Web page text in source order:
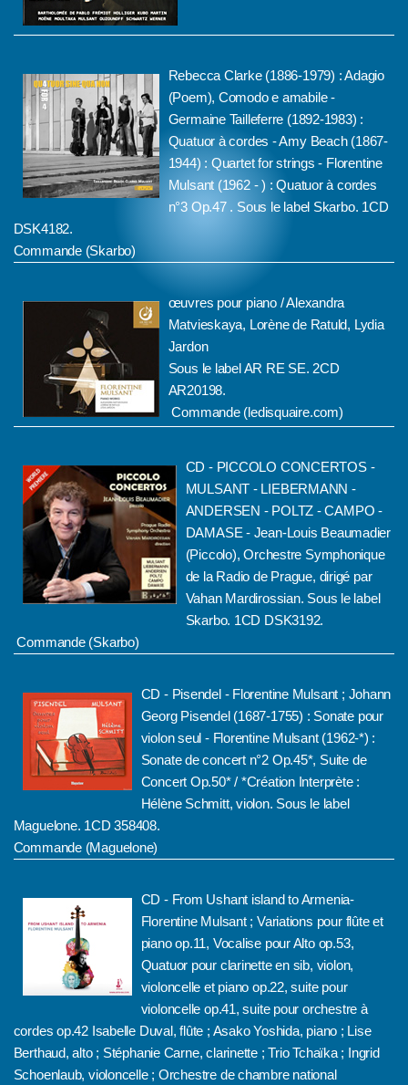
Rebecca Clarke (1886-1979) : Adagio
(Poem), Comodo e amabile -
Germaine Tailleferre (1892-1983) :
Quatuor à cordes - Amy Beach (1867-
1944) : Quartet for strings - Florentine
Mulsant (1962 - ) : Quatuor à cordes
n°3 Op.47 . Sous le label Skarbo. 1CD
DSK4182.
Commande (Skarbo)
œuvres pour piano / Alexandra
Matvieskaya, Lorène de Ratuld, Lydia
Jardon
Sous le label AR RE SE. 2CD
AR20198.
Commande (ledisquaire.com)
CD - PICCOLO CONCERTOS -
MULSANT - LIEBERMANN -
ANDERSEN - POLTZ - CAMPO -
DAMASE - Jean-Louis Beaumadier
(Piccolo), Orchestre Symphonique
de la Radio de Prague, dirigé par
Vahan Mardirossian. Sous le label
Skarbo. 1CD DSK3192.
Commande (Skarbo)
CD - Pisendel - Florentine Mulsant ; Johann
Georg Pisendel (1687-1755) : Sonate pour
violon seul - Florentine Mulsant (1962-*) :
Sonate de concert n°2 Op.45*, Suite de
Concert Op.50* / *Création Interprète :
Hélène Schmitt, violon. Sous le label
Maguelone. 1CD 358408.
Commande (Maguelone)
CD - From Ushant island to Armenia-
Florentine Mulsant ; Variations pour flûte et
piano op.11, Vocalise pour Alto op.53,
Quatuor pour clarinette en sib, violon,
violoncelle et piano op.22, suite pour
violoncelle op.41, suite pour orchestre à
cordes op.42 Isabelle Duval, flûte ; Asako Yoshida, piano ; Lise
Berthaud, alto ; Stéphanie Carne, clarinette ; Trio Tchaïka ; Ingrid
Schoenlaub, violoncelle ; Orchestre de chambre national